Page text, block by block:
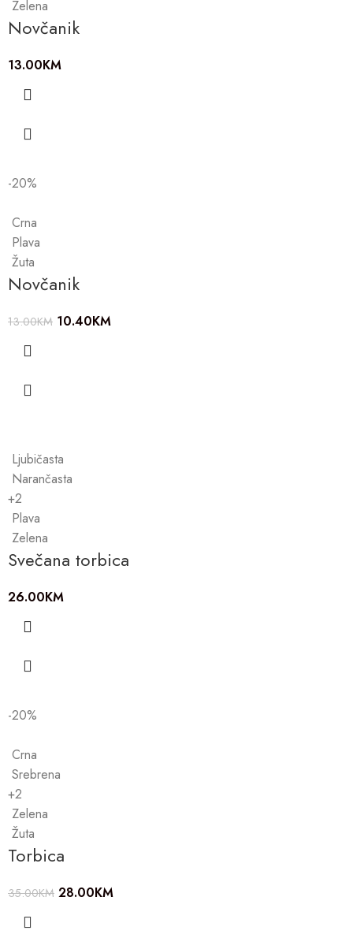
Zelena
Novčanik
13.00KM
-20%
Crna
Plava
Žuta
Novčanik
13.00KM 10.40KM
Ljubičasta
Narančasta
+2
Plava
Zelena
Svečana torbica
26.00KM
-20%
Crna
Srebrena
+2
Zelena
Žuta
Torbica
35.00KM 28.00KM